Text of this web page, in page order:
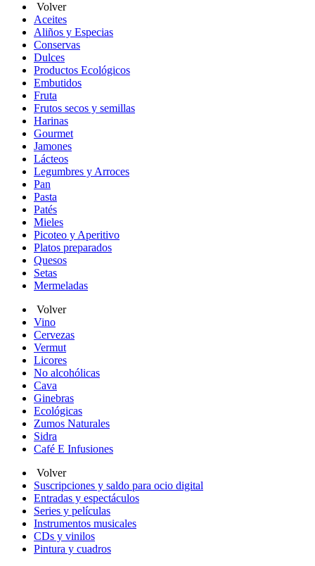
Volver
Aceites
Aliños y Especias
Conservas
Dulces
Productos Ecológicos
Embutidos
Fruta
Frutos secos y semillas
Harinas
Gourmet
Jamones
Lácteos
Legumbres y Arroces
Pan
Pasta
Patés
Mieles
Picoteo y Aperitivo
Platos preparados
Quesos
Setas
Mermeladas
Volver
Vino
Cervezas
Vermut
Licores
No alcohólicas
Cava
Ginebras
Ecológicas
Zumos Naturales
Sidra
Café E Infusiones
Volver
Suscripciones y saldo para ocio digital
Entradas y espectáculos
Series y películas
Instrumentos musicales
CDs y vinilos
Pintura y cuadros